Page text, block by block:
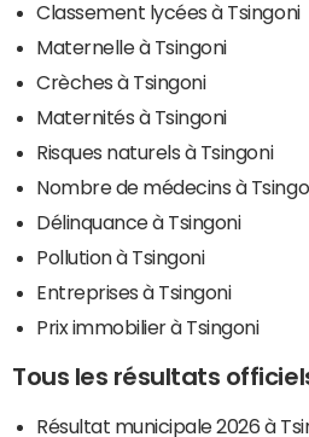
Classement lycées à Tsingoni
Maternelle à Tsingoni
Crèches à Tsingoni
Maternités à Tsingoni
Risques naturels à Tsingoni
Nombre de médecins à
Délinquance à Tsingoni
Pollution à Tsingoni
Entreprises à Tsingoni
Prix immobilier à Tsingoni
Tous les résultats
Résultat municipale 2026 à